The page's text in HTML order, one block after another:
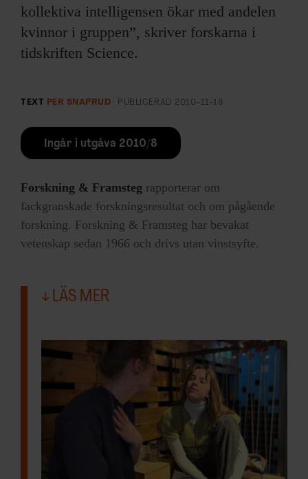
kollektiva intelligensen ökar med andelen
kvinnor i gruppen”, skriver forskarna i
tidskriften Science.
TEXT PER SNAPRUD PUBLICERAD 2010-11-16
Ingår i utgåva 2010/8
Forskning & Framsteg rapporterar om
fackgranskade forskningsresultat och om pågående
forskning. Forskning & Framsteg har bevakat
vetenskap sedan 1966 och drivs utan vinstsyfte.
LÄS MER